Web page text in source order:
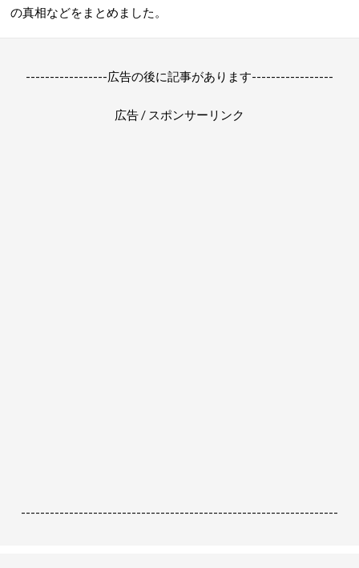
の真相などをまとめました。
-----------------広告の後に記事があります-----------------
広告 / スポンサーリンク
------------------------------------------------------------------